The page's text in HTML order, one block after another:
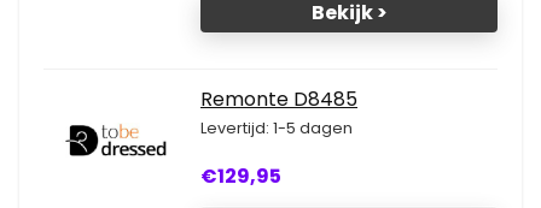
Bekijk >
Remonte D8485
Levertijd: 1-5 dagen
€129,95